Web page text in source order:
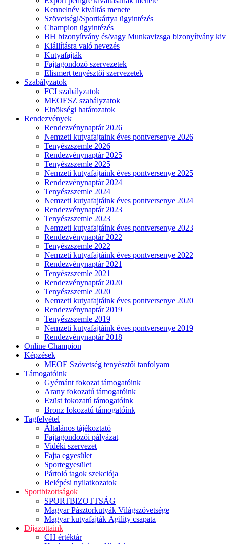
Kennelnév kiváltás menete
Szövetségi/Sportkártya ügyintézés
Champion ügyintézés
BH bizonyítvány és/vagy Munkavizsga bizonyítvány
Kiállításra való nevezés
Kutyafajták
Fajtagondozó szervezetek
Elismert tenyésztői szervezetek
Szabályzatok
FCI szabályzatok
MEOESZ szabályzatok
Elnökségi határozatok
Rendezvények
Rendezvénynaptár 2026
Nemzeti kutyafajtaink éves pontversenye 2026
Tenyészszemle 2026
Rendezvénynaptár 2025
Tenyészszemle 2025
Nemzeti kutyafajtaink éves pontversenye 2025
Rendezvénynaptár 2024
Tenyészszemle 2024
Nemzeti kutyafajtáink éves pontversenye 2024
Rendezvénynaptár 2023
Tenyészszemle 2023
Nemzeti kutyafajtáink éves pontversenye 2023
Rendezvénynaptár 2022
Tenyészszemle 2022
Nemzeti kutyafajtáink éves pontversenye 2022
Rendezvénynaptár 2021
Tenyészszemle 2021
Rendezvénynaptár 2020
Tenyészszemle 2020
Nemzeti kutyafajtáink éves pontversenye 2020
Rendezvénynaptár 2019
Tenyészszemle 2019
Nemzeti kutyafajtáink éves pontversenye 2019
Rendezvénynaptár 2018
Online Champion
Képzések
MEOE Szövetség tenyésztői tanfolyam
Támogatóink
Gyémánt fokozat támogatóink
Arany fokozatú támogatóink
Ezüst fokozatú támogatóink
Bronz fokozatú támogatóink
Tagfelvétel
Általános tájékoztató
Fajtagondozói pályázat
Vidéki szervezet
Fajta egyesület
Sportegyesület
Pártoló tagok szekciója
Belépési nyilatkozatok
Sportbizottságok
SPORTBIZOTTSÁG
Magyar Pásztorkutyák Világszövetsége
Magyar kutyafajták Agility csapata
Díjazottaink
CH értéktár